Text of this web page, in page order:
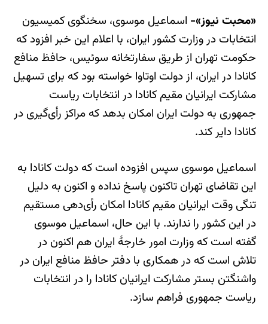
«محبت نیوز»- اسماعیل موسوی، سخنگوی کمیسیون
انتخابات در وزارت کشور ایران، با اعلام این خبر افزود که
حکومت تهران از طریق سفارتخانه سوئیس، حافظ منافع
کانادا در ایران، از دولت اوتاوا خواسته بود که برای تسهیل
مشارکت ایرانیان مقیم کانادا در انتخابات ریاست
جمهوری به دولت ایران امکان بدهد که مراکز رأی‌گیری در
کانادا دایر کند.
اسماعیل موسوی سپس افزوده است که دولت کانادا به
این تقاضای تهران تاکنون پاسخ نداده و اکنون به دلیل
تنگی وقت ایرانیان مقیم کانادا امکان رأی‌دهی مستقیم
در این کشور را ندارند. با این حال، اسماعیل موسوی
گفته است که وزارت امور خارجۀ ایران هم اکنون در
تلاش است که در همکاری با دفتر حافظ منافع ایران در
واشنگتن بستر مشارکت ایرانیان کانادا را در انتخابات
ریاست جمهوری فراهم سازد.